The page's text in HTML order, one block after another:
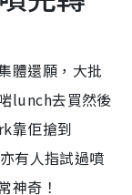
體還願，大批
lunch去買然後
靠佢搶到
有人指試過噴
神奇！